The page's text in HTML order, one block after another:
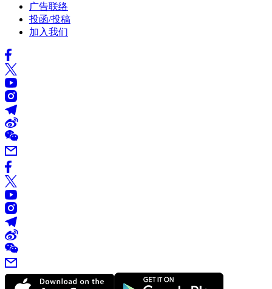
广告联络
投函/投稿
加入我们